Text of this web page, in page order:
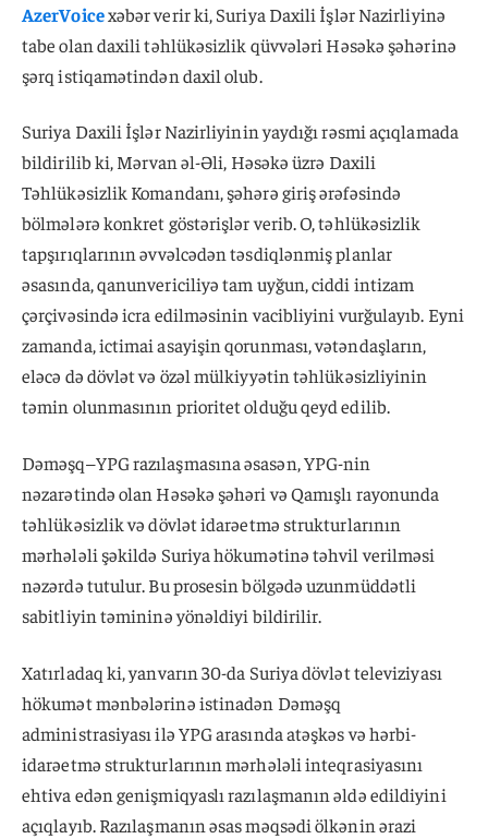
AzerVoicexəbər verir ki, Suriya Daxili İşlər Nazirliyinə
tabe olan daxili təhlükəsizlik qüvvələri Həsəkə şəhərinə
şərq istiqamətindən daxil olub.
Suriya Daxili İşlər Nazirliyinin yaydığı rəsmi açıqlamada
bildirilib ki, Mərvan əl-Əli, Həsəkə üzrə Daxili
Təhlükəsizlik Komandanı, şəhərə giriş ərəfəsində
bölmələrə konkret göstərişlər verib. O, təhlükəsizlik
tapşırıqlarının əvvəlcədən təsdiqlənmiş planlar
əsasında, qanunvericiliyə tam uyğun, ciddi intizam
çərçivəsində icra edilməsinin vacibliyini vurğulayıb. Eyni
zamanda, ictimai asayişin qorunması, vətəndaşların,
eləcə də dövlət və özəl mülkiyyətin təhlükəsizliyinin
təmin olunmasının prioritet olduğu qeyd edilib.
Dəməşq–YPG razılaşmasına əsasən, YPG-nin
nəzarətində olan Həsəkə şəhəri və Qamışlı rayonunda
təhlükəsizlik və dövlət idarəetmə strukturlarının
mərhələli şəkildə Suriya hökumətinə təhvil verilməsi
nəzərdə tutulur. Bu prosesin bölgədə uzunmüddətli
sabitliyin təmininə yönəldiyi bildirilir.
Xatırladaq ki, yanvarın 30-da Suriya dövlət televiziyası
hökumət mənbələrinə istinadən Dəməşq
administrasiyası ilə YPG arasında atəşkəs və hərbi-
idarəetmə strukturlarının mərhələli inteqrasiyasını
ehtiva edən genişmiqyaslı razılaşmanın əldə edildiyini
açıqlayıb. Razılaşmanın əsas məqsədi ölkənin ərazi